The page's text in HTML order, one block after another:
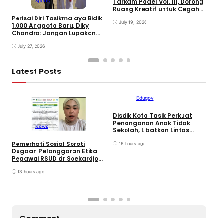
Perisai Diri Tasikmalaya Bidik
1.000 Anggota Baru, Diky
Chandra: Jangan Lupakan
July 27, 2026
Tarkam Padel Vol. III, Dorong
Ruang Kreatif untuk Cegah
July 19, 2026
Latest Posts
News
Pemerhati Sosial Soroti
Dugaan Pelanggaran Etika
Pegawai RSUD dr Soekardjo
13 hours ago
Edugov
Disdik Kota Tasik Perkuat
Penanganan Anak Tidak
Sekolah, Libatkan Lintas
Muhammadiyah. Wali Kota
16 hours ago